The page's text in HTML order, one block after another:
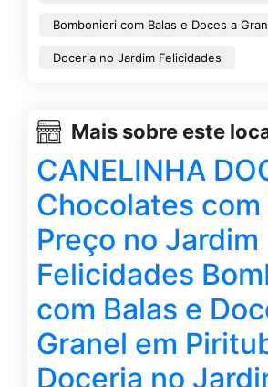
Bombonieri com Balas e Doces a
Doceria no Jardim Felicidades
Mais sobre este
CANELINHA
Chocolates
Preço no Jardim
Felicidades
com Balas e
Granel em
Doceria no